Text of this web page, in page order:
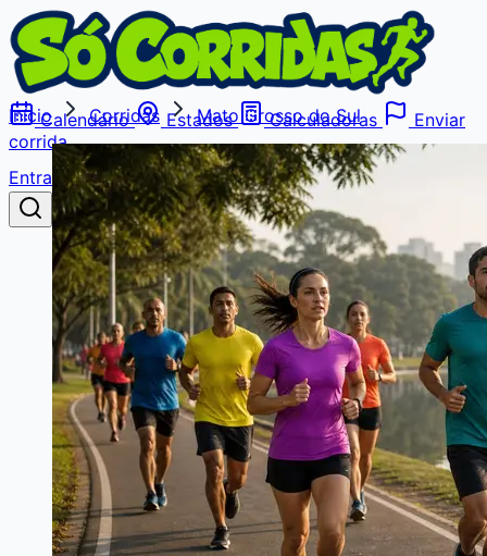
Calendário Estados Calculadoras
Enviar
corrida
Entrar
Buscar
Início Corridas Mato Grosso do Sul